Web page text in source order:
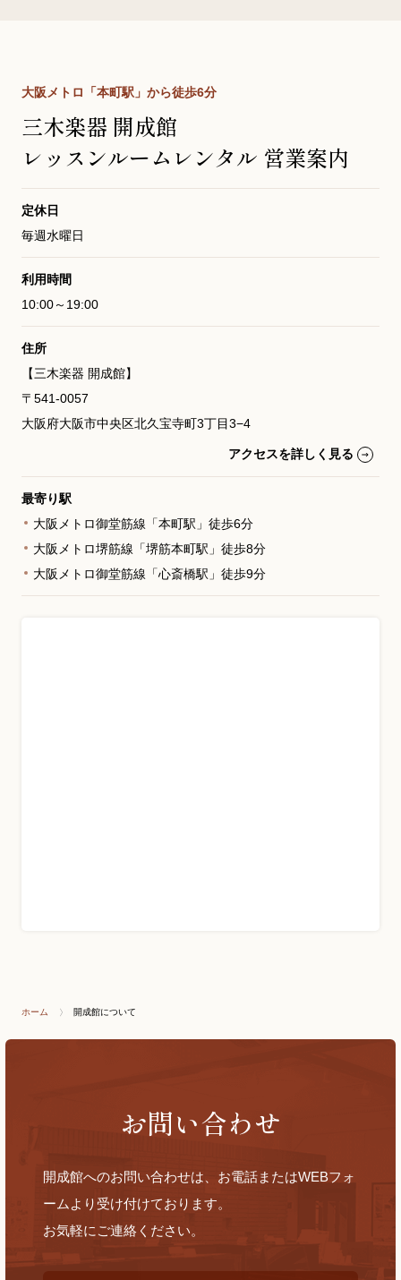
大阪メトロ「本町駅」から徒歩6分
三木楽器 開成館
レッスンルームレンタル 営業案内
定休日
毎週水曜日
利用時間
10:00～19:00
住所
【三木楽器 開成館】
〒541-0057
大阪府大阪市中央区北久宝寺町3丁目3−4
アクセスを詳しく見る
最寄り駅
大阪メトロ御堂筋線「本町駅」徒歩6分
大阪メトロ堺筋線「堺筋本町駅」徒歩8分
大阪メトロ御堂筋線「心斎橋駅」徒歩9分
ホーム 開成館について
お問い合わせ
開成館へのお問い合わせは、お電話またはWEBフォ
ームより受け付けております。
お気軽にご連絡ください。